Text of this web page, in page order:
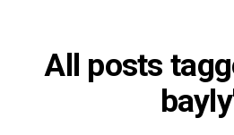
All posts